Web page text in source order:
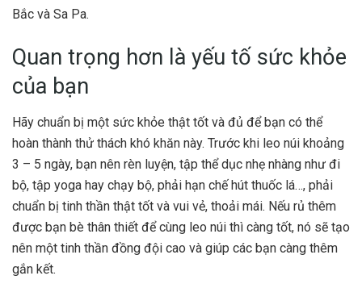
Bắc và Sa Pa.
Quan trọng hơn là yếu tố sức khỏe
của bạn
Hãy chuẩn bị một sức khỏe thật tốt và đủ để bạn có thể
hoàn thành thử thách khó khăn này. Trước khi leo núi khoảng
3 – 5 ngày, bạn nên rèn luyện, tập thể dục nhẹ nhàng như đi
bộ, tập yoga hay chạy bộ, phải hạn chế hút thuốc lá…, phải
chuẩn bị tinh thần thật tốt và vui vẻ, thoải mái. Nếu rủ thêm
được bạn bè thân thiết để cùng leo núi thì càng tốt, nó sẽ tạo
nên một tinh thần đồng đội cao và giúp các bạn càng thêm
gắn kết.